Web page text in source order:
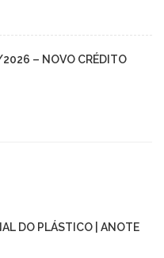
2026 – NOVO CRÉDITO
DO PLÁSTICO | ANOTE